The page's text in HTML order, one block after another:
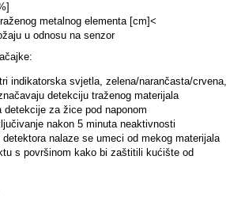
metalnog elementa [cm]<
u odnosu na senzor
indikatorska svjetla, zelena/narančasta/crvena,
detekciju traženog materijala
detekcije za žice pod naponom
nakon 5 minuta neaktivnosti
nalaze se umeci od mekog materijala
s površinom kako bi zaštitili kućište od